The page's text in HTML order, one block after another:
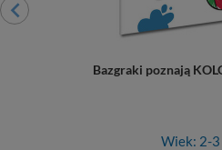
Bazgraki poznają
Wiek: 2-